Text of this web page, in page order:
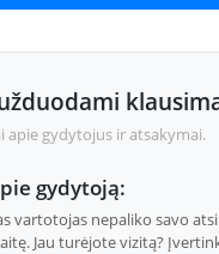
apie gydytojus ir atsakymai.
gydytoją:
vartotojas nepaliko savo
Jau turėjote vizitą?